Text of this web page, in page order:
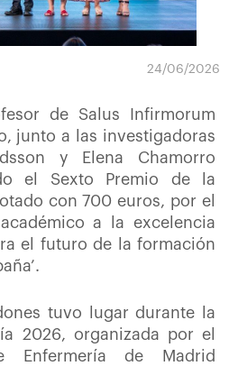
24/06/2026
de Salus Infirmorum
junto a las investigadoras
y Elena Chamorro
el Sexto Premio de la
con 700 euros, por el
a la excelencia
el futuro de la formación
tuvo lugar durante la
2026, organizada por el
Enfermería de Madrid